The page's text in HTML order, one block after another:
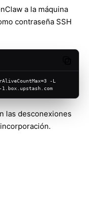
a la máquina
contraseña SSH
-L
las desconexiones